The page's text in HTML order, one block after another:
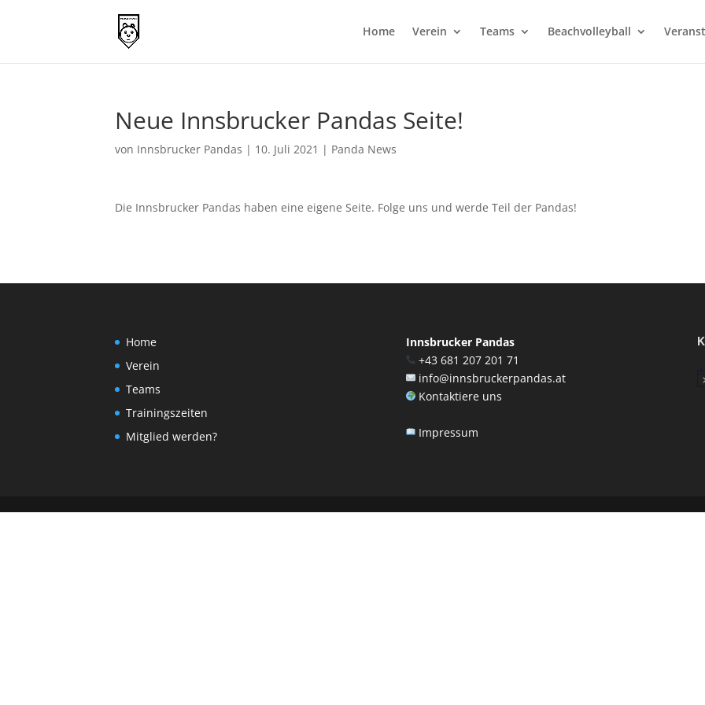
Home Verein Teams Beachvolleyball
Neue Innsbrucker Pandas Seite!
von Innsbrucker Pandas | 10. Juli 2021 | Panda News
Die Innsbrucker Pandas haben eine eigene Seite. Folge uns und werde Teil der Pandas!
Home
Verein
Teams
Trainingszeiten
Mitglied werden?
Innsbrucker Pandas
+43 681 207 201 71
info@innsbruckerpandas.at
Kontaktiere uns
Impressum